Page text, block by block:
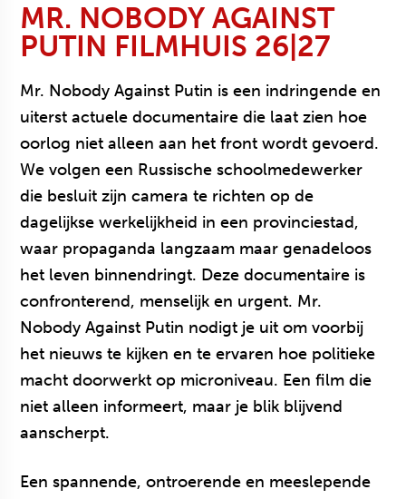
MR. NOBODY AGAINST
PUTIN FILMHUIS 26|27
Mr. Nobody Against Putin is een indringende en
uiterst actuele documentaire die laat zien hoe
oorlog niet alleen aan het front wordt gevoerd.
We volgen een Russische schoolmedewerker
die besluit zijn camera te richten op de
dagelijkse werkelijkheid in een provinciestad,
waar propaganda langzaam maar genadeloos
het leven binnendringt. Deze documentaire is
confronterend, menselijk en urgent. Mr.
Nobody Against Putin nodigt je uit om voorbij
het nieuws te kijken en te ervaren hoe politieke
macht doorwerkt op microniveau. Een film die
niet alleen informeert, maar je blik blijvend
aanscherpt.
Een spannende, ontroerende en meeslepende